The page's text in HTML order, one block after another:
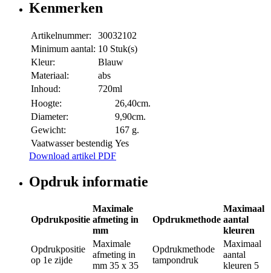
Kenmerken
Artikelnummer:
30032102
Minimum aantal: 10 Stuk(s)
Kleur:
Blauw
Materiaal:
abs
Inhoud:
720ml
Hoogte:
26,40cm.
Diameter:
9,90cm.
Gewicht:
167 g.
Vaatwasser bestendig Yes
Download artikel PDF
Opdruk informatie
Opdrukpositie
Maximale
afmeting in
mm
Opdrukmethode
Maximaal
aantal
kleuren
Opdrukpositie
op 1e zijde
Maximale
afmeting in
mm 35 x 35
Opdrukmethode
tampondruk
Maximaal
aantal
kleuren 5